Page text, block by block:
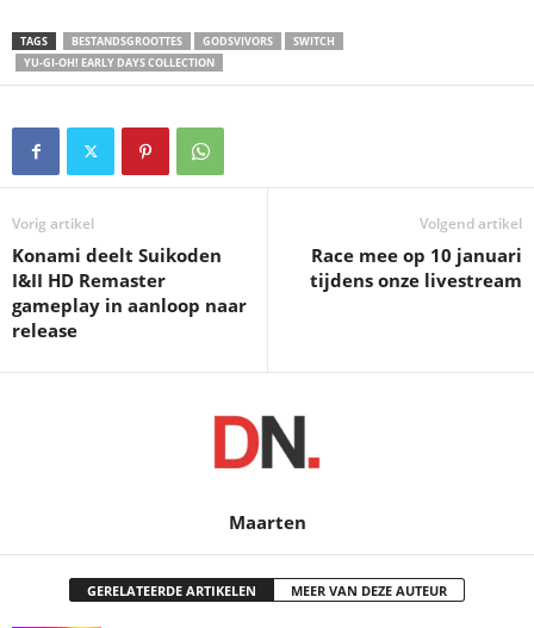
TAGS BESTANDSGROOTTES GODSVIVORS
SWITCH
YU-GI-OH! EARLY DAYS COLLECTION
Vorig artikel
Konami deelt Suikoden
I&II HD Remaster
gameplay in aanloop naar
release
Volgend artikel
Race mee op 10 januari
tijdens onze livestream
Maarten
GERELATEERDE ARTIKELEN MEER VAN DEZE AUTEUR